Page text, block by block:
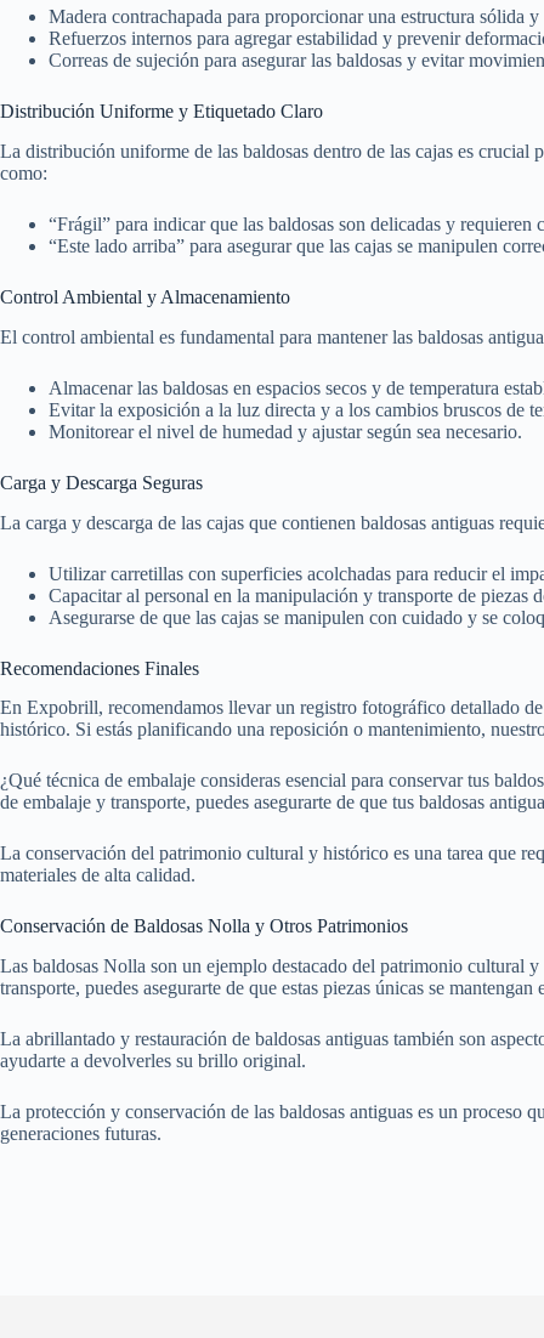
Madera contrachapada para proporcionar una estructura sólida y
Refuerzos internos para agregar estabilidad y prevenir
Correas de sujeción para asegurar las baldosas y evitar
Distribución Uniforme y Etiquetado Claro
La distribución uniforme de las baldosas dentro de las cajas es
como:
“Frágil” para indicar que las baldosas son delicadas y requieren
“Este lado arriba” para asegurar que las cajas se manipulen
Control Ambiental y Almacenamiento
El control ambiental es fundamental para mantener las baldosas
Almacenar las baldosas en espacios secos y de temperatura
Evitar la exposición a la luz directa y a los cambios bruscos de
Monitorear el nivel de humedad y ajustar según sea necesario.
Carga y Descarga Seguras
La carga y descarga de las cajas que contienen baldosas antiguas
Utilizar carretillas con superficies acolchadas para reducir el
Capacitar al personal en la manipulación y transporte de piezas
Asegurarse de que las cajas se manipulen con cuidado y se
Recomendaciones Finales
En Expobrill, recomendamos llevar un registro fotográfico detallado
histórico. Si estás planificando una reposición o mantenimiento,
¿Qué técnica de embalaje consideras esencial para conservar tus
de embalaje y transporte, puedes asegurarte de que tus baldosas
La conservación del patrimonio cultural y histórico es una tarea que
materiales de alta calidad.
Conservación de Baldosas Nolla y Otros Patrimonios
Las baldosas Nolla son un ejemplo destacado del patrimonio cultural
transporte, puedes asegurarte de que estas piezas únicas se
La abrillantado y restauración de baldosas antiguas también son
ayudarte a devolverles su brillo original.
La protección y conservación de las baldosas antiguas es un proceso
generaciones futuras.